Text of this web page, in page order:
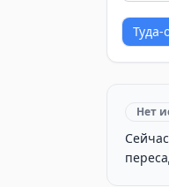
Туда-
Нет